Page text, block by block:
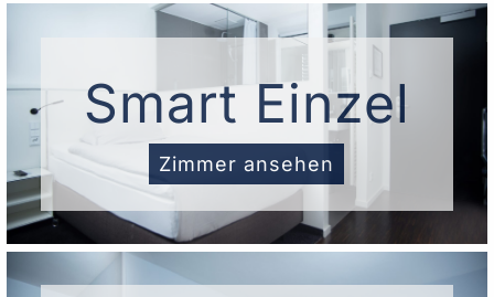
Smart Einzel
Zimmer ansehen